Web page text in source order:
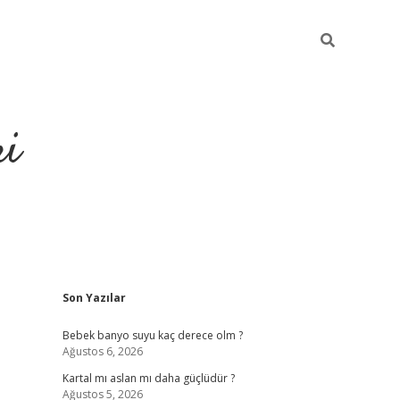
Sidebar
Son Yazılar
Bebek banyo suyu kaç derece olm ?
Ağustos 6, 2026
Kartal mı aslan mı daha güçlüdür ?
Ağustos 5, 2026
veren bahis siteleri